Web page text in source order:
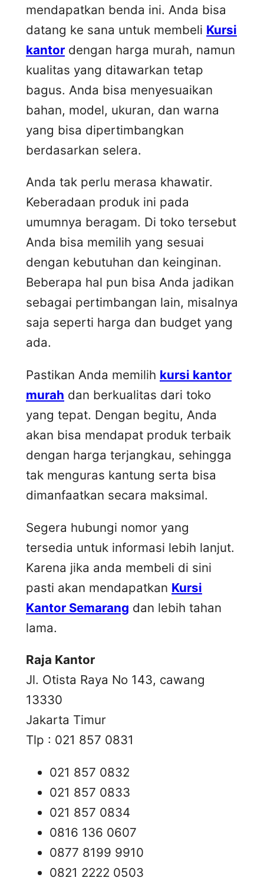
mendapatkan benda ini. Anda bisa
datang ke sana untuk membeli Kursi
kantor dengan harga murah, namun
kualitas yang ditawarkan tetap
bagus. Anda bisa menyesuaikan
bahan, model, ukuran, dan warna
yang bisa dipertimbangkan
berdasarkan selera.
Anda tak perlu merasa khawatir.
Keberadaan produk ini pada
umumnya beragam. Di toko tersebut
Anda bisa memilih yang sesuai
dengan kebutuhan dan keinginan.
Beberapa hal pun bisa Anda jadikan
sebagai pertimbangan lain, misalnya
saja seperti harga dan budget yang
ada.
Pastikan Anda memilih kursi kantor
murah dan berkualitas dari toko
yang tepat. Dengan begitu, Anda
akan bisa mendapat produk terbaik
dengan harga terjangkau, sehingga
tak menguras kantung serta bisa
dimanfaatkan secara maksimal.
Segera hubungi nomor yang
tersedia untuk informasi lebih lanjut.
Karena jika anda membeli di sini
pasti akan mendapatkan Kursi
Kantor Semarang dan lebih tahan
lama.
Raja Kantor
Jl. Otista Raya No 143, cawang
13330
Jakarta Timur
Tlp : 021 857 0831
021 857 0832
021 857 0833
021 857 0834
0816 136 0607
0877 8199 9910
0821 2222 0503